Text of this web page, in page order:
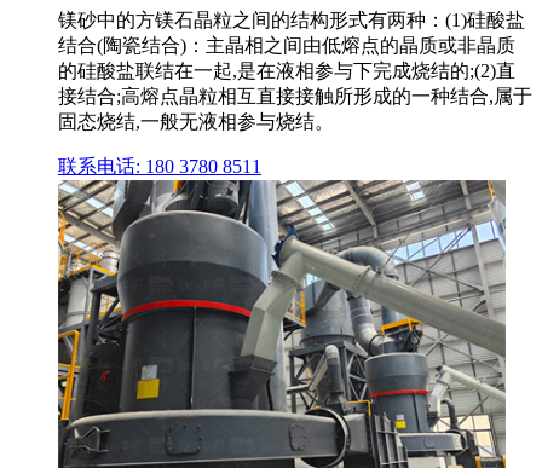
镁砂中的方镁石晶粒之间的结构形式有两种：(1)硅酸盐
结合(陶瓷结合)：主晶相之间由低熔点的晶质或非晶质
的硅酸盐联结在一起,是在液相参与下完成烧结的;(2)直
接结合;高熔点晶粒相互直接接触所形成的一种结合,属于
固态烧结,一般无液相参与烧结。
联系电话: 180 3780 8511